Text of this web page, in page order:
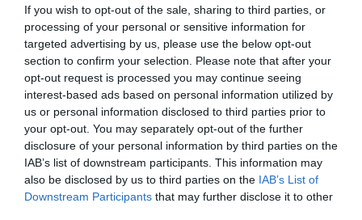
If you wish to opt-out of the sale, sharing to third parties, or
processing of your personal or sensitive information for
targeted advertising by us, please use the below opt-out
section to confirm your selection. Please note that after your
opt-out request is processed you may continue seeing
interest-based ads based on personal information utilized by
us or personal information disclosed to third parties prior to
your opt-out. You may separately opt-out of the further
disclosure of your personal information by third parties on the
IAB’s list of downstream participants. This information may
also be disclosed by us to third parties on the IAB’s List of
Downstream Participants that may further disclose it to other
Gyermekorvosok Egyesületének Heves
megyei küldöttjeként aktívan képviseli az
országos fórumokon az alapellátás orvosait.
Az innováció az élete része. Eger MJV
Önkormányzata védő-oltási vakcináziós
projektjében is aktívan részt vett. 2017 óta
havi rendszerességgel szervezi „Közéleti
Kávéház” című programot, melyeken
változatos témájú szakmai továbbképzést